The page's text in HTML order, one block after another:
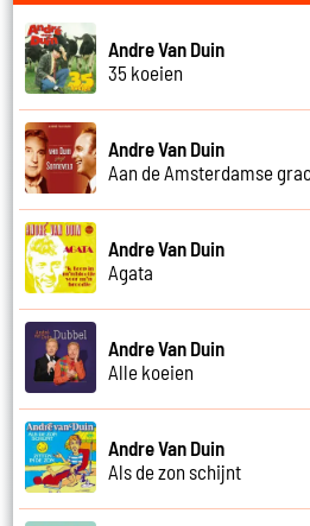
Andre Van Duin
35 koeien
Andre Van Duin
Aan de Amsterdamse
Andre Van Duin
Agata
Andre Van Duin
Alle koeien
Andre Van Duin
Als de zon schijnt